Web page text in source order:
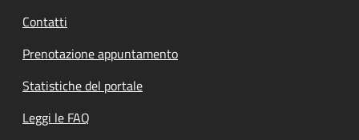
Contatti
Prenotazione appuntamento
Statistiche del portale
Leggi le FAQ